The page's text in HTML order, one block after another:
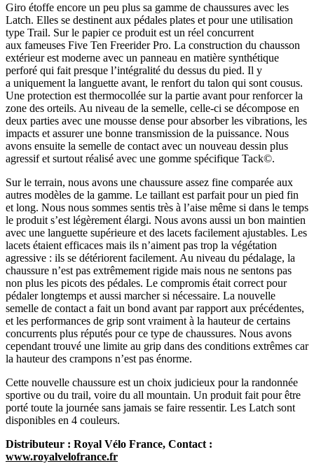
Giro étoffe encore un peu plus sa gamme de chaussures avec les
Latch. Elles se destinent aux pédales plates et pour une utilisation
type Trail. Sur le papier ce produit est un réel concurrent
aux fameuses Five Ten Freerider Pro. La construction du chausson
extérieur est moderne avec un panneau en matière synthétique
perforé qui fait presque l’intégralité du dessus du pied. Il y
a uniquement la languette avant, le renfort du talon qui sont cousus.
Une protection est thermocollée sur la partie avant pour renforcer la
zone des orteils. Au niveau de la semelle, celle-ci se décompose en
deux parties avec une mousse dense pour absorber les vibrations, les
impacts et assurer une bonne transmission de la puissance. Nous
avons ensuite la semelle de contact avec un nouveau dessin plus
agressif et surtout réalisé avec une gomme spécifique Tack©.
Sur le terrain, nous avons une chaussure assez fine comparée aux
autres modèles de la gamme. Le taillant est parfait pour un pied fin
et long. Nous nous sommes sentis très à l’aise même si dans le temps
le produit s’est légèrement élargi. Nous avons aussi un bon maintien
avec une languette supérieure et des lacets facilement ajustables. Les
lacets étaient efficaces mais ils n’aiment pas trop la végétation
agressive : ils se détériorent facilement. Au niveau du pédalage, la
chaussure n’est pas extrêmement rigide mais nous ne sentons pas
non plus les picots des pédales. Le compromis était correct pour
pédaler longtemps et aussi marcher si nécessaire. La nouvelle
semelle de contact a fait un bond avant par rapport aux précédentes,
et les performances de grip sont vraiment à la hauteur de certains
concurrents plus réputés pour ce type de chaussures. Nous avons
cependant trouvé une limite au grip dans des conditions extrêmes car
la hauteur des crampons n’est pas énorme.
Cette nouvelle chaussure est un choix judicieux pour la randonnée
sportive ou du trail, voire du all mountain. Un produit fait pour être
porté toute la journée sans jamais se faire ressentir. Les Latch sont
disponibles en 4 couleurs.
Distributeur : Royal Vélo France, Contact :
www.royalvelofrance.fr